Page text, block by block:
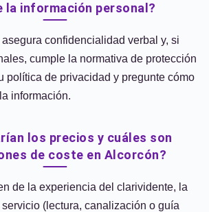
la información personal?
confidencialidad verbal y, si
cumple la normativa de protección
política de privacidad y pregunte cómo
información.
los precios y cuáles son
de coste en Alcorcón?
de la experiencia del clarividente, la
(lectura, canalización o guía